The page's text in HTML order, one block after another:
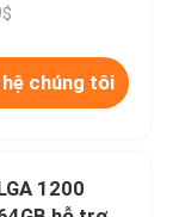
phòng
hệ chúng tôi
1200